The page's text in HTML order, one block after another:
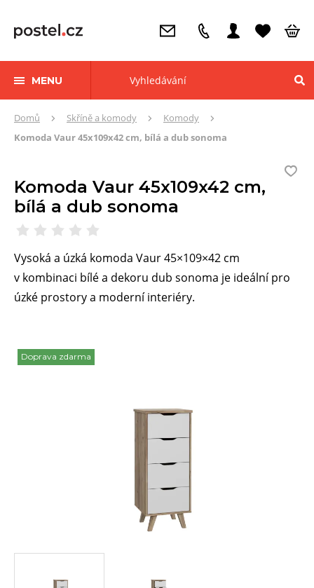
MENU
ZdeDomů Skříně a komody
Komody
Komoda Vaur 45x109x42 cm, bílá a dub sonoma
Komoda Vaur 45x109x42 cm,
bílá a dub sonoma
Vysoká a úzká komoda Vaur 45×109×42 cm
v kombinaci bílé a dekoru dub sonoma je ideální pro
úzké prostory a moderní interiéry.
Doprava zdarma